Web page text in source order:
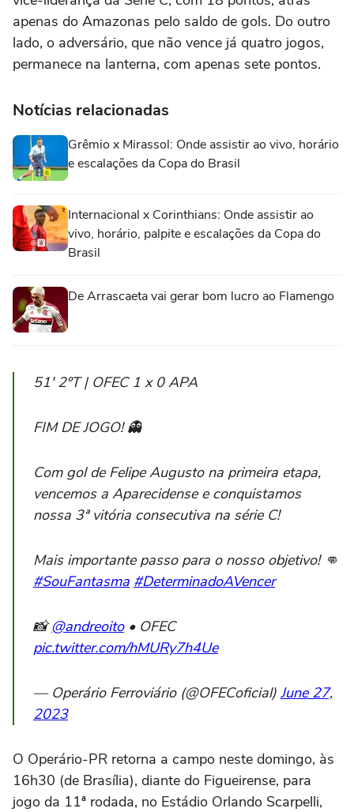
apenas do Amazonas pelo saldo de gols. Do outro
lado, o adversário, que não vence já quatro jogos,
permanece na lanterna, com apenas sete pontos.
Notícias relacionadas
Grêmio x Mirassol: Onde assistir ao vivo, horário
e escalações da Copa do Brasil
Internacional x Corinthians: Onde assistir ao
vivo, horário, palpite e escalações da Copa do
Brasil
De Arrascaeta vai gerar bom lucro ao Flamengo
51' 2ºT | OFEC 1 x 0 APA
FIM DE JOGO! 👻
Com gol de Felipe Augusto na primeira etapa,
vencemos a Aparecidense e conquistamos
nossa 3ª vitória consecutiva na série C!
Mais importante passo para o nosso objetivo! 👊
#SouFantasma #DeterminadoAVencer
📸@andreoito• OFEC
pic.twitter.com/hMURy7h4Ue
— Operário Ferroviário (@OFECoficial) June 27,
2023
O Operário-PR retorna a campo neste domingo, às
16h30 (de Brasília), diante do Figueirense, para
jogo da 11ª rodada, no Estádio Orlando Scarpelli,